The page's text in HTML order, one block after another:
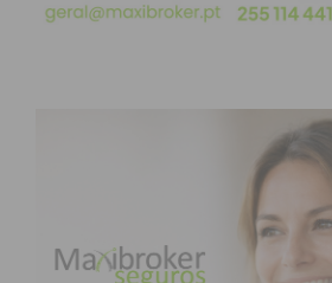
atualizada.
Eu li e concordo com os
condições